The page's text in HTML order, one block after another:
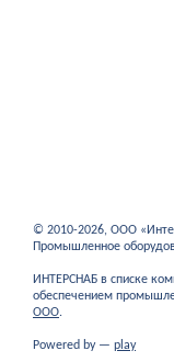
© 2010-2026, ООО
Промышленное
ИНТЕРСНАБ в списке
обеспечением
ООО.
Powered by — play